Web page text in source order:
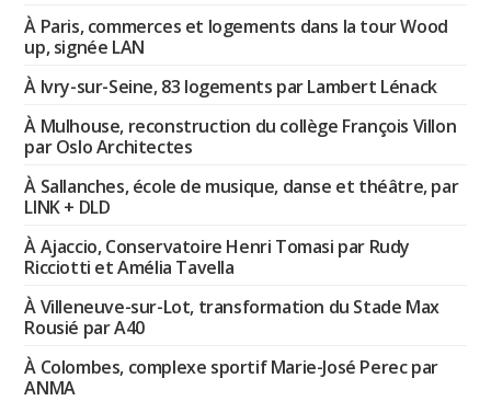
À Paris, commerces et logements dans la tour Wood
up, signée LAN
À Ivry-sur-Seine, 83 logements par Lambert Lénack
À Mulhouse, reconstruction du collège François Villon
par Oslo Architectes
À Sallanches, école de musique, danse et théâtre, par
LINK + DLD
À Ajaccio, Conservatoire Henri Tomasi par Rudy
Ricciotti et Amélia Tavella
À Villeneuve-sur-Lot, transformation du Stade Max
Rousié par A40
À Colombes, complexe sportif Marie-José Perec par
ANMA